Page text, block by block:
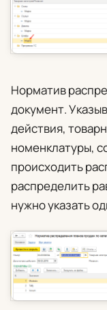
Норматив
документ.
действия,
номенклатуры,
происходить
распределить
нужно указать